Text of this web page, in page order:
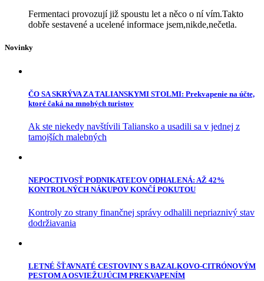
Fermentaci provozují již spoustu let a něco o ní vím.Takto
dobře sestavené a ucelené informace jsem,nikde,nečetla.
Novinky
ČO SA SKRÝVA ZA TALIANSKYMI STOLMI: Prekvapenie na účte,
ktoré čaká na mnohých turistov
Ak ste niekedy navštívili Taliansko a usadili sa v jednej z
tamojších malebných
NEPOCTIVOSŤ PODNIKATEĽOV ODHALENÁ: AŽ 42%
KONTROLNÝCH NÁKUPOV KONČÍ POKUTOU
Kontroly zo strany finančnej správy odhalili nepriaznivý stav
dodržiavania
LETNÉ ŠŤAVNATÉ CESTOVINY S BAZALKOVO-CITRÓNOVÝM
PESTOM A OSVIEŽUJÚCIM PREKVAPENÍM